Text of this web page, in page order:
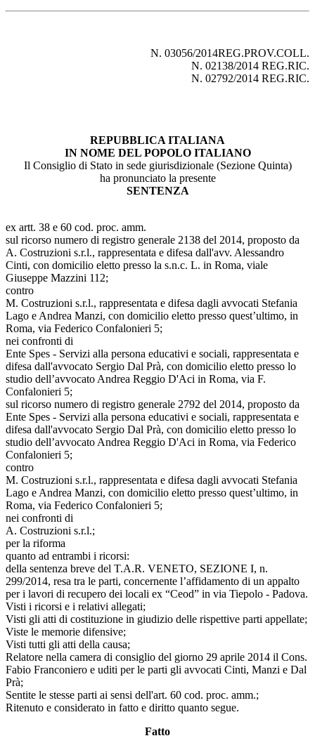
N. 03056/2014REG.PROV.COLL.
N. 02138/2014 REG.RIC.
N. 02792/2014 REG.RIC.
REPUBBLICA ITALIANA
IN NOME DEL POPOLO ITALIANO
Il Consiglio di Stato in sede giurisdizionale (Sezione Quinta)
ha pronunciato la presente
SENTENZA
ex artt. 38 e 60 cod. proc. amm.
sul ricorso numero di registro generale 2138 del 2014, proposto da
A. Costruzioni s.r.l., rappresentata e difesa dall'avv. Alessandro
Cinti, con domicilio eletto presso la s.n.c. L. in Roma, viale
Giuseppe Mazzini 112;
contro
M. Costruzioni s.r.l., rappresentata e difesa dagli avvocati Stefania
Lago e Andrea Manzi, con domicilio eletto presso quest’ultimo, in
Roma, via Federico Confalonieri 5;
nei confronti di
Ente Spes - Servizi alla persona educativi e sociali, rappresentata e
difesa dall'avvocato Sergio Dal Prà, con domicilio eletto presso lo
studio dell’avvocato Andrea Reggio D'Aci in Roma, via F.
Confalonieri 5;
sul ricorso numero di registro generale 2792 del 2014, proposto da
Ente Spes - Servizi alla persona educativi e sociali, rappresentata e
difesa dall'avvocato Sergio Dal Prà, con domicilio eletto presso lo
studio dell’avvocato Andrea Reggio D'Aci in Roma, via Federico
Confalonieri 5;
contro
M. Costruzioni s.r.l., rappresentata e difesa dagli avvocati Stefania
Lago e Andrea Manzi, con domicilio eletto presso quest’ultimo, in
Roma, via Federico Confalonieri 5;
nei confronti di
A. Costruzioni s.r.l.;
per la riforma
quanto ad entrambi i ricorsi:
della sentenza breve del T.A.R. VENETO, SEZIONE I, n.
299/2014, resa tra le parti, concernente l’affidamento di un appalto
per i lavori di recupero dei locali ex “Ceod” in via Tiepolo - Padova.
Visti i ricorsi e i relativi allegati;
Visti gli atti di costituzione in giudizio delle rispettive parti appellate;
Viste le memorie difensive;
Visti tutti gli atti della causa;
Relatore nella camera di consiglio del giorno 29 aprile 2014 il Cons.
Fabio Franconiero e uditi per le parti gli avvocati Cinti, Manzi e Dal
Prà;
Sentite le stesse parti ai sensi dell'art. 60 cod. proc. amm.;
Ritenuto e considerato in fatto e diritto quanto segue.
Fatto